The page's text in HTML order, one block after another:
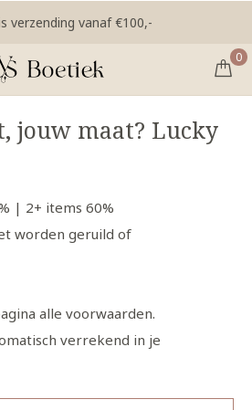
0
en stijladvies
jouw maat? Lucky
| 2+ items 60%
worden geruild of
alle voorwaarden.
verrekend in je